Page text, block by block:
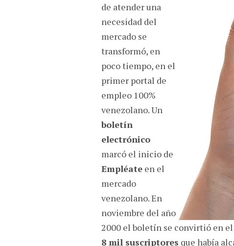
de atender una
necesidad del
mercado se
transformó, en
poco tiempo, en el
primer portal de
empleo 100%
venezolano. Un
boletín
electrónico
marcó el inicio de
Empléate en el
mercado
venezolano. En
noviembre del año
2000 el boletín se convirtió en
8 mil suscriptores que había